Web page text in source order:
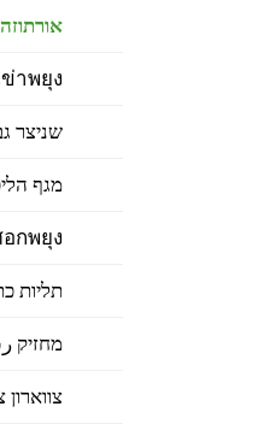
ข่าพยุง
שניצר
מגף
กพยุง
תליות
מחזיק
צווארון